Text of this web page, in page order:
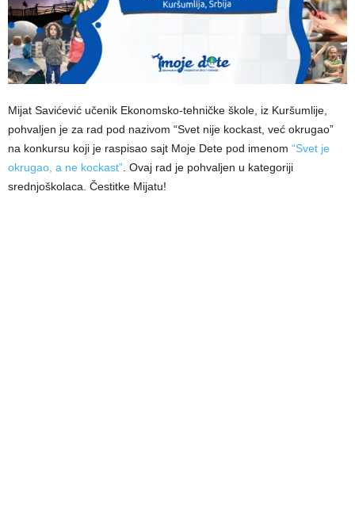
Mijat Savićević učenik Ekonomsko-tehničke škole, iz Kuršumlije,
pohvaljen je za rad pod nazivom “Svet nije kockast, već okrugao”
na konkursu koji je raspisao sajt Moje Dete pod imenom “Svet je
okrugao, a ne kockast” . Ovaj rad je pohvaljen u kategoriji
srednjoškolaca. Čestitke Mijatu!